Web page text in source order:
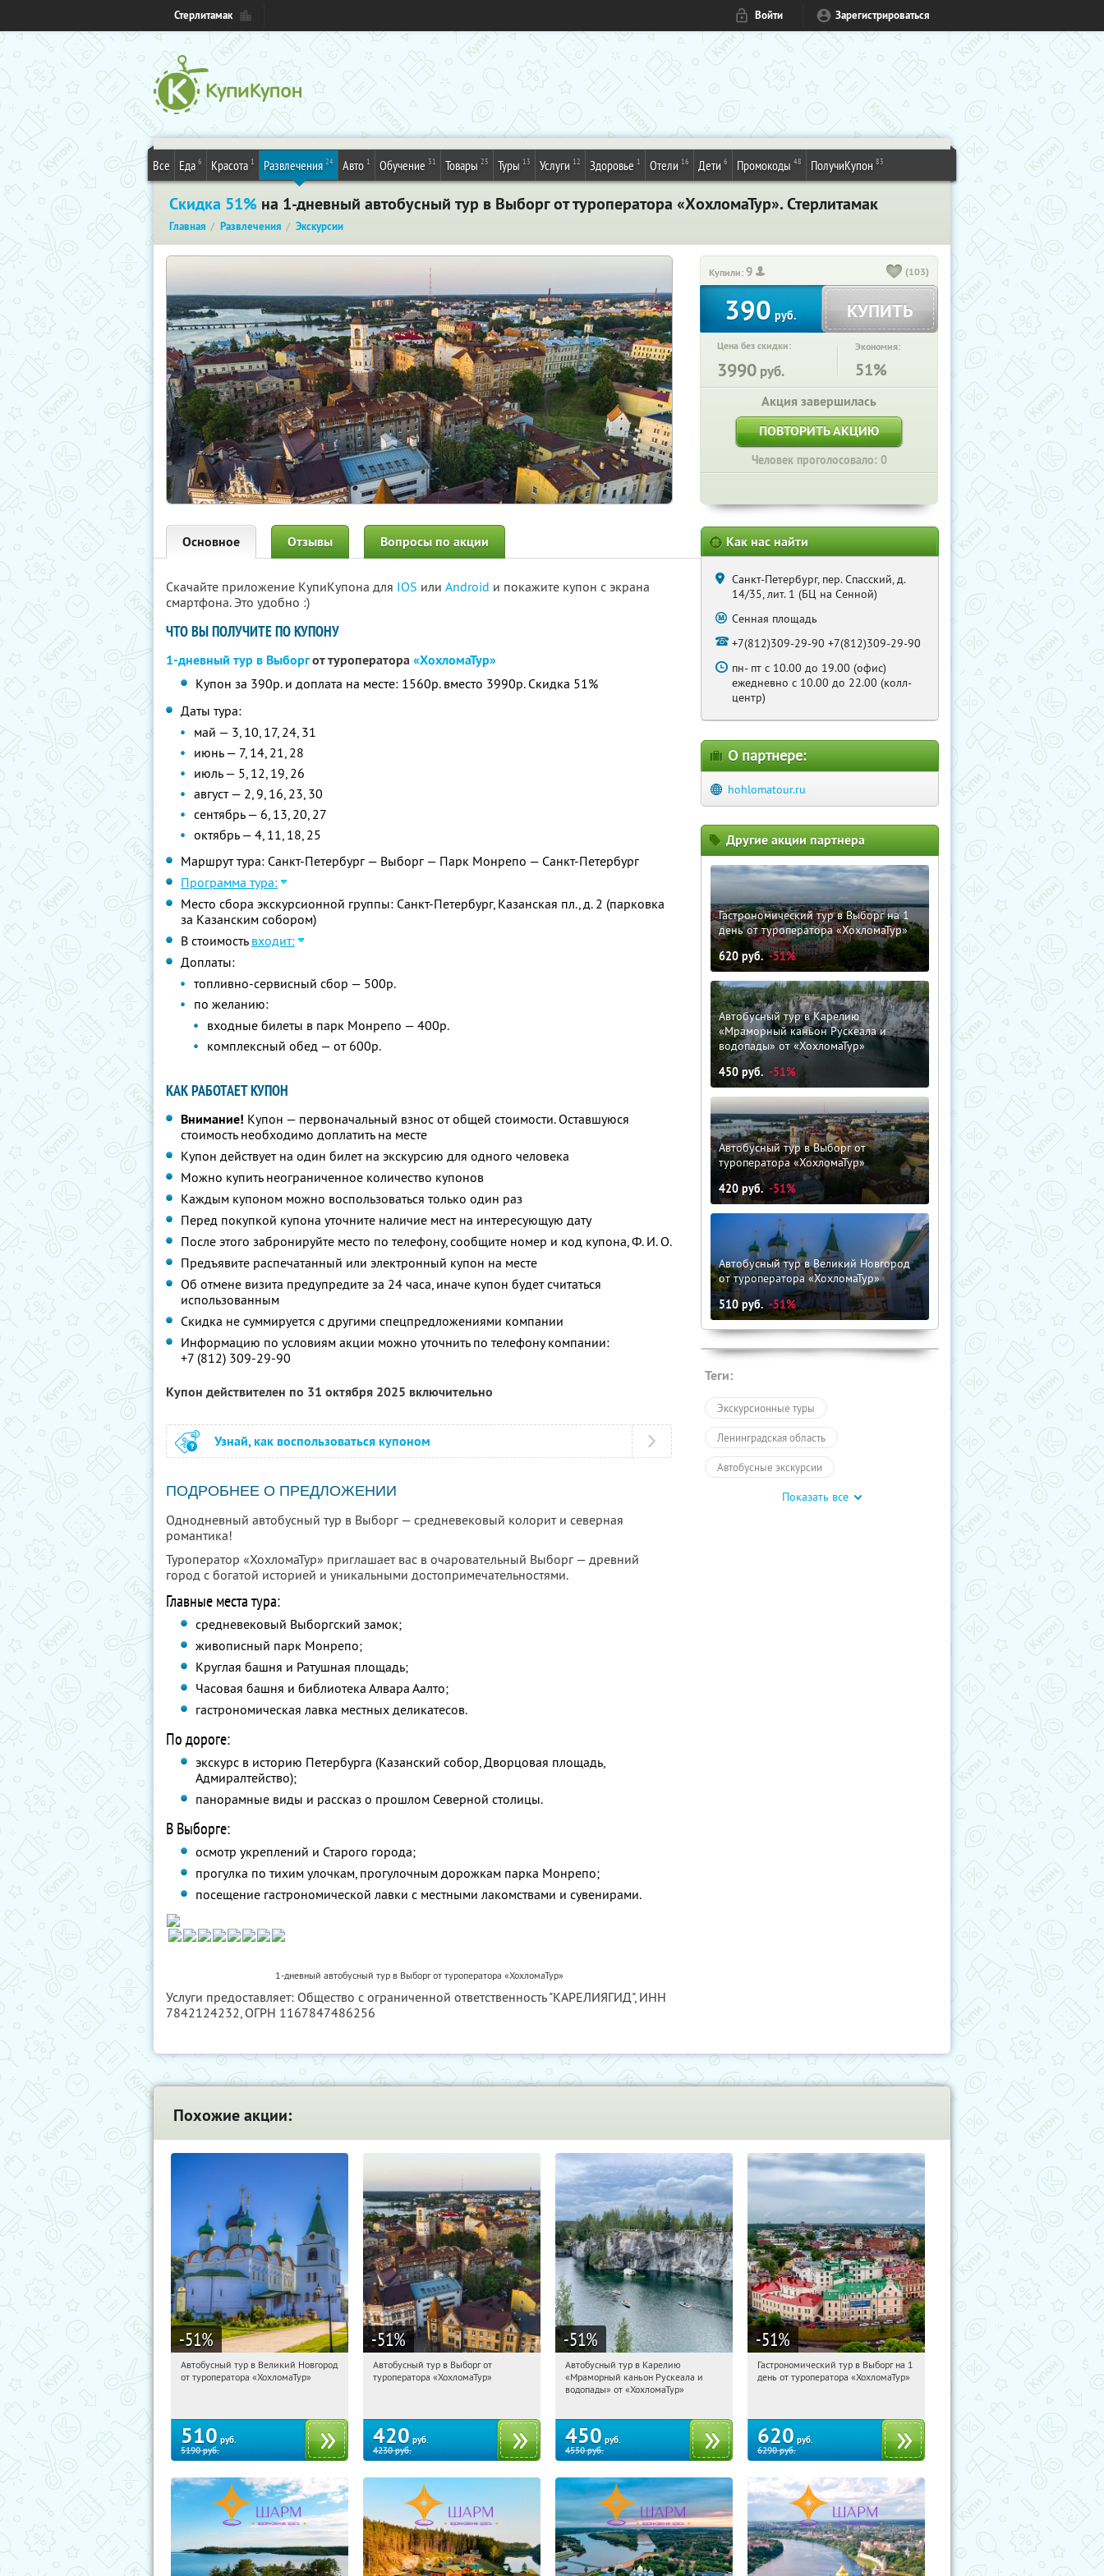
Стерлитамак Войти Зарегистрироваться
Все Еда 6 Красота 1 Развлечения 24 Авто 1 Обучение 31 Товары 25 Туры 13 Услуги 12 Здоровье 1 Отели 16 Дети 6 Промокоды 48 ПолучиКупон 83
Скидка 51% на 1-дневный автобусный тур в Выборг от туроператора «ХохломаТур». Стерлитамак
Главная Развлечения Экскурсии
Купили:9 (103)
390 руб. КУПИТЬ
Цена без скидки:
3990 руб.
Экономия:
51%
Акция завершилась
ПОВТОРИТЬ АКЦИЮ
Человек проголосовало: 0
Основное Отзывы Вопросы по акции
Скачайте приложение КупиКупона для IOS или Android и покажите купон с экрана
смартфона. Это удобно :)
ЧТО ВЫ ПОЛУЧИТЕ ПО КУПОНУ
1-дневный тур в Выборгот туроператора«ХохломаТур»
Купон за 390р. и доплата на месте: 1560р. вместо 3990р. Скидка 51%
Даты тура:
май — 3, 10, 17, 24, 31
июнь — 7, 14, 21, 28
июль — 5, 12, 19, 26
август — 2, 9, 16, 23, 30
сентябрь — 6, 13, 20, 27
октябрь — 4, 11, 18, 25
Маршрут тура: Санкт-Петербург — Выборг — Парк Монрепо — Санкт-Петербург
Программа тура:
Место сбора экскурсионной группы: Санкт-Петербург, Казанская пл., д. 2 (парковка
за Казанским собором)
В стоимость входит:
Доплаты:
топливно-сервисный сбор — 500р.
по желанию:
входные билеты в парк Монрепо — 400р.
комплексный обед — от 600р.
КАК РАБОТАЕТ КУПОН
Внимание! Купон — первоначальный взнос от общей стоимости. Оставшуюся
стоимость необходимо доплатить на месте
Купон действует на один билет на экскурсию для одного человека
Можно купить неограниченное количество купонов
Каждым купоном можно воспользоваться только один раз
Перед покупкой купона уточните наличие мест на интересующую дату
После этого забронируйте место по телефону, сообщите номер и код купона,Ф. И. О.
Предъявите распечатанный или электронный купон на месте
Об отмене визита предупредите за 24 часа, иначе купон будет считаться
использованным
Скидка не суммируется с другими спецпредложениями компании
Информацию по условиям акции можно уточнить по телефону компании:
+7 (812) 309-29-90
Купон действителен по 31 октября 2025 включительно
Узнай, как воспользоваться купоном
ПОДРОБНЕЕ О ПРЕДЛОЖЕНИИ
Однодневный автобусный тур в Выборг — средневековый колорит и северная
романтика!
Туроператор «ХохломаТур» приглашает вас в очаровательный Выборг — древний
город с богатой историей и уникальными достопримечательностями.
Главные места тура:
средневековый Выборгский замок;
живописный парк Монрепо;
Круглая башня и Ратушная площадь;
Часовая башня и библиотека Алвара Аалто;
гастрономическая лавка местных деликатесов.
По дороге:
экскурс в историю Петербурга (Казанский собор, Дворцовая площадь,
Адмиралтейство);
панорамные виды и рассказ о прошлом Северной столицы.
В Выборге:
осмотр укреплений и Старого города;
прогулка по тихим улочкам, прогулочным дорожкам парка Монрепо;
посещение гастрономической лавки с местными лакомствами и сувенирами.
1-дневный автобусный тур в Выборг от туроператора «ХохломаТур»
Услуги предоставляет: Общество с ограниченной ответственность "КАРЕЛИЯГИД", ИНН
7842124232, ОГРН 1167847486256
Как нас найти
Санкт-Петербург, пер. Спасский, д.
14/35, лит. 1 (БЦ на Сенной)
Сенная площадь
+7(812)309-29-90 +7(812)309-29-90
пн- пт с 10.00 до 19.00 (офис)
ежедневно с 10.00 до 22.00 (колл-
центр)
О партнере:
hohlomatour.ru
Другие акции партнера
Гастрономический тур в Выборг на 1
день от туроператора «ХохломаТур»
620руб. -51%
Автобусный тур в Карелию
«Мраморный каньон Рускеала и
водопады» от «ХохломаТур»
450руб. -51%
Автобусный тур в Выборг от
туроператора «ХохломаТур»
420руб. -51%
Автобусный тур в Великий Новгород
от туроператора «ХохломаТур»
510руб. -51%
Теги:
Экскурсионные туры
Ленинградская область
Автобусные экскурсии
Пешие экскурсии Экскурсии
Показать все
Похожие акции:
-51%
15:40:48 Купили:2
Автобусный тур в Великий Новгород
от туроператора «ХохломаТур»
510 руб.
5190руб.
-51%
15:40:48 Купили:
Автобусный тур в Выборг от
туроператора «ХохломаТур»
420 руб.
4230руб.
-51%
15:40:48 Купили:
Сенная площадь
Автобусный тур в Карелию
«Мраморный каньон Рускеала и
водопады» от «ХохломаТур»
450 руб.
4550руб.
-51%
15:40:48
Купи первым!
Гастрономический тур в Выборг на 1
день от туроператора «ХохломаТур»
620 руб.
6290руб.